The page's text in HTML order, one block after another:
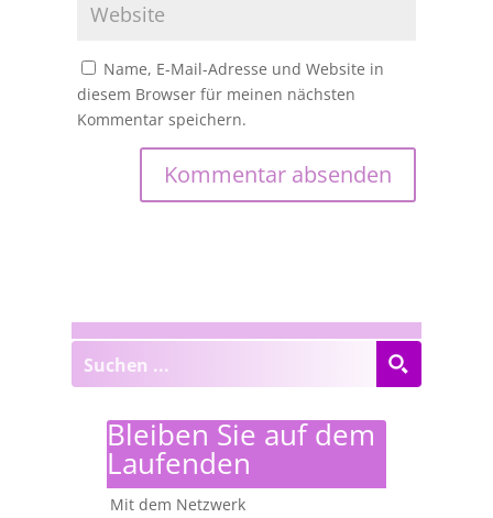
Name, E-Mail-Adresse und Website in
diesem Browser für meinen nächsten
Kommentar speichern.
Bleiben Sie auf dem
Laufenden
Mit dem Netzwerk